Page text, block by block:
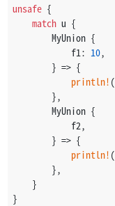
unsafe {
match u {
        MyUnion {
            f1:
10,
        } => {
println! (
        },
        MyUnion {
            f2,
        } => {
println! (
        },
    }
}